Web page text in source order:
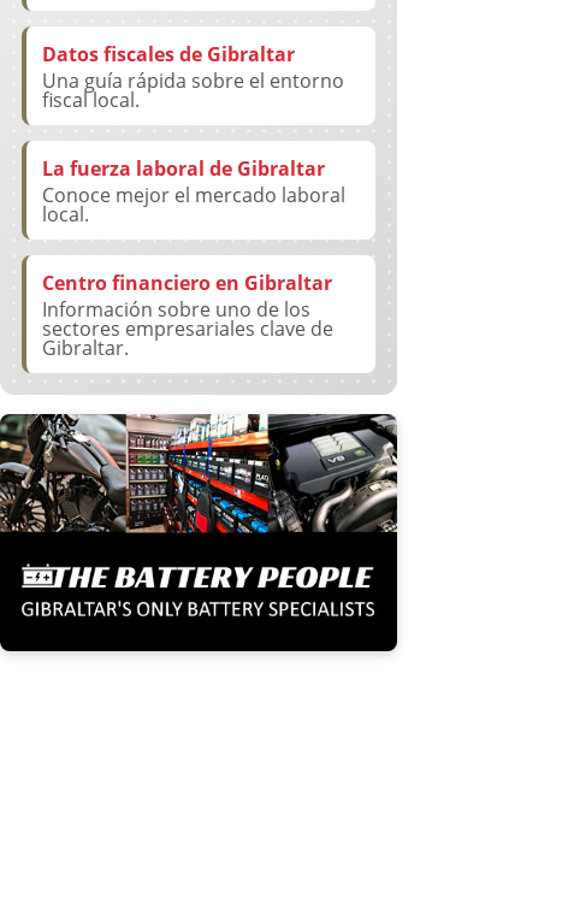
Datos fiscales de Gibraltar
Una guía rápida sobre el entorno
fiscal local.
La fuerza laboral de Gibraltar
Conoce mejor el mercado laboral
local.
Centro financiero en Gibraltar
Información sobre uno de los
sectores empresariales clave de
Gibraltar.